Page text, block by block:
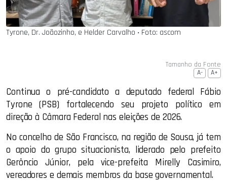
Tyrone, Dr. Joãozinho, e Helder Carvalho ‧ Foto: ascom
Tamanho da Fonte
A- A+
Continua o pré-candidato a deputado federal Fábio
Tyrone (PSB) fortalecendo seu projeto político em
direção à Câmara Federal nas eleições de 2026.
No concelho de São Francisco, na região de Sousa, já tem
o apoio do grupo situacionista, liderado pelo prefeito
Gerôncio Júnior, pela vice-prefeita Mirelly Casimiro,
vereadores e demais membros da base governamental.